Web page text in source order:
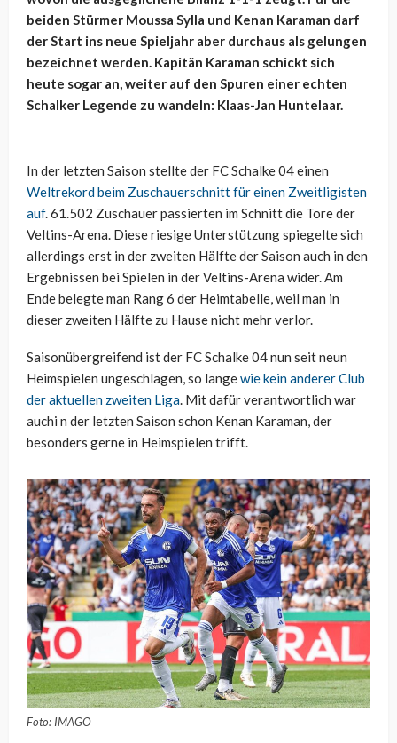
beiden Stürmer Moussa Sylla und Kenan Karaman darf
der Start ins neue Spieljahr aber durchaus als gelungen
bezeichnet werden. Kapitän Karaman schickt sich
heute sogar an, weiter auf den Spuren einer echten
Schalker Legende zu wandeln: Klaas-Jan Huntelaar.
In der letzten Saison stellte der FC Schalke 04 einen
Weltrekord beim Zuschauerschnitt für einen Zweitligisten
auf. 61.502 Zuschauer passierten im Schnitt die Tore der
Veltins-Arena. Diese riesige Unterstützung spiegelte sich
allerdings erst in der zweiten Hälfte der Saison auch in den
Ergebnissen bei Spielen in der Veltins-Arena wider. Am
Ende belegte man Rang 6 der Heimtabelle, weil man in
dieser zweiten Hälfte zu Hause nicht mehr verlor.
Saisonübergreifend ist der FC Schalke 04 nun seit neun
Heimspielen ungeschlagen, so langewie kein anderer Club
der aktuellen zweiten Liga. Mit dafür verantwortlich war
auchi n der letzten Saison schon Kenan Karaman, der
besonders gerne in Heimspielen trifft.
Foto: IMAGO